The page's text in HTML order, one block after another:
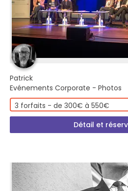
Patrick
Evénements Corporate - Photos
3 forfaits - de 300€ à 550€
Détail et